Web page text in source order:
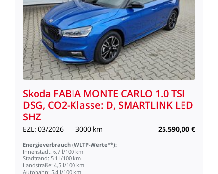
Skoda FABIA MONTE CARLO 1.0TSI
DSG, CO2-Klasse: D, SMARTLINK LED
SHZ
EZL: 03/2026 3000 km 25.590,00 €
Energieverbrauch (WLTP-Werte**):
Innenstadt: 6,7 l/100 km
Stadtrand: 5,1 l/100 km
Landstraße: 4,5 l/100 km
Autobahn: 5,4 l/100 km